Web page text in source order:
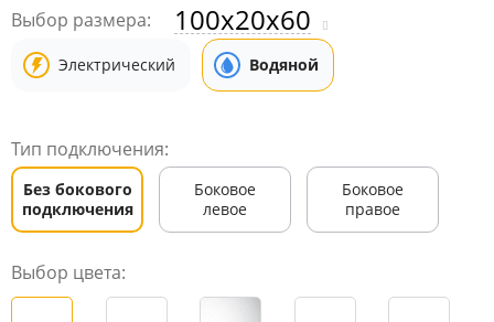
Выбор размера: 100x20x60
Электрический Водяной
Тип подключения:
Без бокового
подключения
Боковое
левое
Боковое
правое
Выбор цвета: